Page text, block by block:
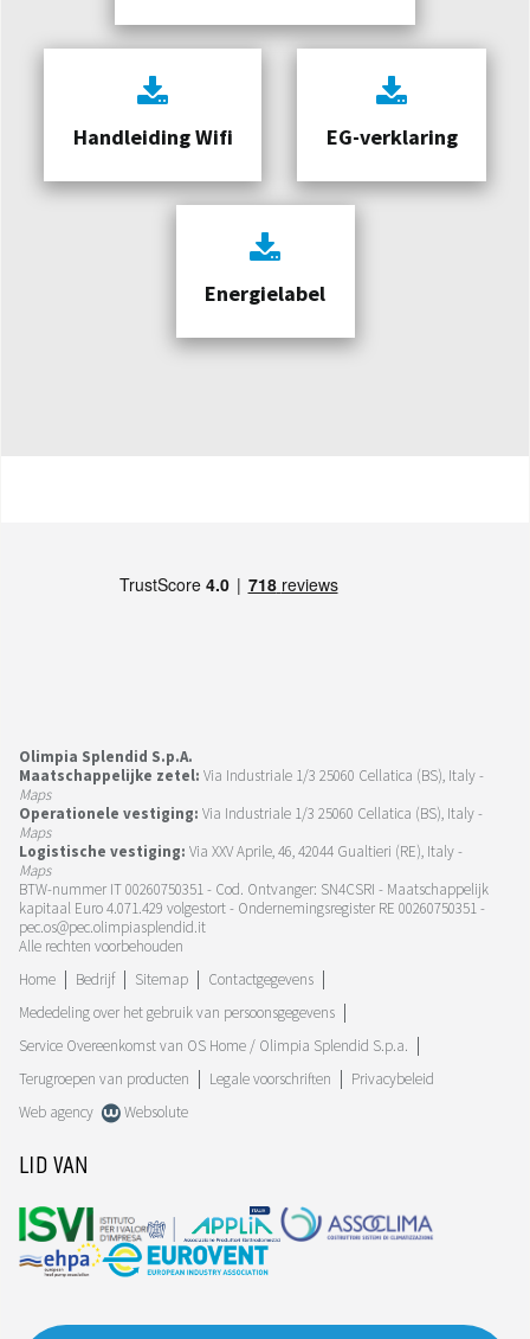
Handleiding Wifi EG-verklaring
Energielabel
Olimpia Splendid S.p.A.
Maatschappelijke zetel: Via Industriale 1/3 25060 Cellatica (BS), Italy -
Maps
Operationele vestiging: Via Industriale 1/3 25060 Cellatica (BS), Italy -
Maps
Logistische vestiging: Via XXV Aprile, 46, 42044 Gualtieri (RE), Italy -
Maps
BTW-nummer IT 00260750351 - Cod. Ontvanger: SN4CSRI - Maatschappelijk
kapitaal Euro 4.071.429 volgestort - Ondernemingsregister RE 00260750351 -
pec.os@pec.olimpiasplendid.it
Alle rechten voorbehouden
Home
Bedrijf Sitemap
Contactgegevens
Mededeling over het gebruik van persoonsgegevens
Service Overeenkomst van OS Home / Olimpia Splendid S.p.a.
Terugroepen van producten
Legale voorschriften
Privacybeleid
Web agency
Websolute
LID VAN